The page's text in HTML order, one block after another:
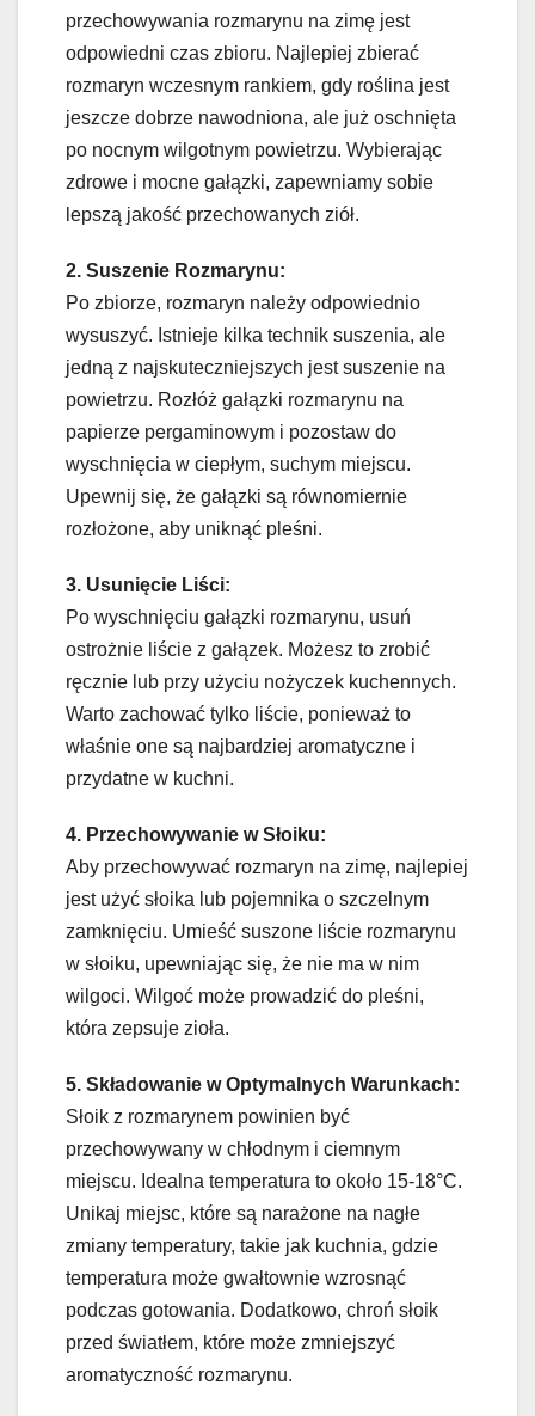
przechowywania rozmarynu na zimę jest
odpowiedni czas zbioru. Najlepiej zbierać
rozmaryn wczesnym rankiem, gdy roślina jest
jeszcze dobrze nawodniona, ale już oschnięta
po nocnym wilgotnym powietrzu. Wybierając
zdrowe i mocne gałązki, zapewniamy sobie
lepszą jakość przechowanych ziół.
2. Suszenie Rozmarynu:
Po zbiorze, rozmaryn należy odpowiednio
wysuszyć. Istnieje kilka technik suszenia, ale
jedną z najskuteczniejszych jest suszenie na
powietrzu. Rozłóż gałązki rozmarynu na
papierze pergaminowym i pozostaw do
wyschnięcia w ciepłym, suchym miejscu.
Upewnij się, że gałązki są równomiernie
rozłożone, aby uniknąć pleśni.
3. Usunięcie Liści:
Po wyschnięciu gałązki rozmarynu, usuń
ostrożnie liście z gałązek. Możesz to zrobić
ręcznie lub przy użyciu nożyczek kuchennych.
Warto zachować tylko liście, ponieważ to
właśnie one są najbardziej aromatyczne i
przydatne w kuchni.
4. Przechowywanie w Słoiku:
Aby przechowywać rozmaryn na zimę, najlepiej
jest użyć słoika lub pojemnika o szczelnym
zamknięciu. Umieść suszone liście rozmarynu
w słoiku, upewniając się, że nie ma w nim
wilgoci. Wilgoć może prowadzić do pleśni,
która zepsuje zioła.
5. Składowanie w Optymalnych Warunkach:
Słoik z rozmarynem powinien być
przechowywany w chłodnym i ciemnym
miejscu. Idealna temperatura to około 15-18°C.
Unikaj miejsc, które są narażone na nagłe
zmiany temperatury, takie jak kuchnia, gdzie
temperatura może gwałtownie wzrosnąć
podczas gotowania. Dodatkowo, chroń słoik
przed światłem, które może zmniejszyć
aromatyczność rozmarynu.